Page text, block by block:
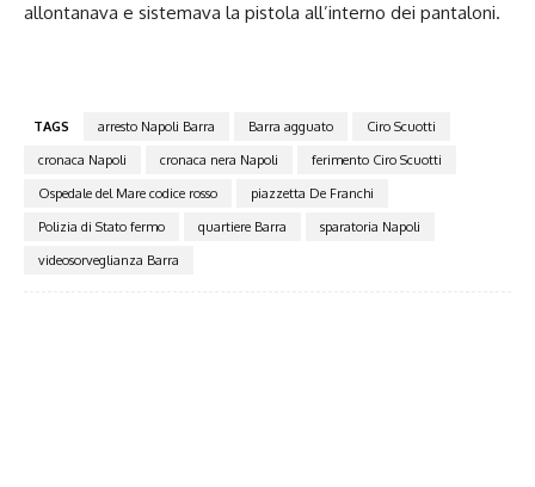
allontanava e sistemava la pistola all’interno dei pantaloni.
TAGS arresto Napoli Barra Barra agguato
Ciro Scuotti
cronaca Napoli
cronaca nera Napoli
ferimento Ciro Scuotti
Ospedale del Mare codice rosso
piazzetta De Franchi
Polizia di Stato fermo
quartiere Barra
sparatoria Napoli
videosorveglianza Barra